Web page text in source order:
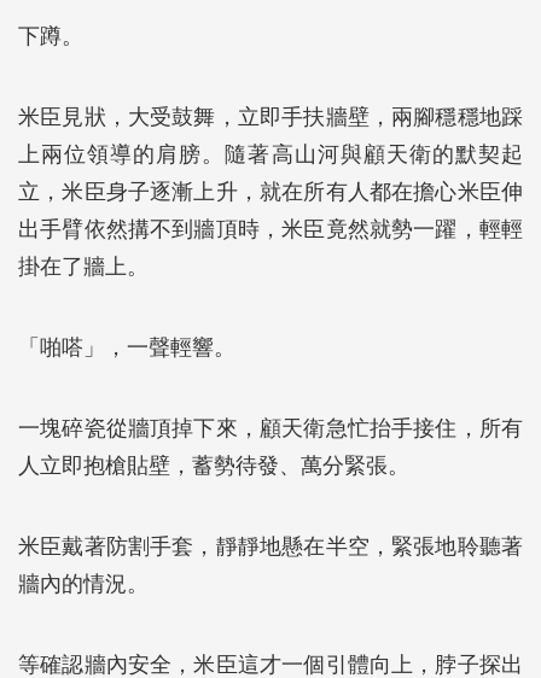
下蹲。
米臣見狀，大受鼓舞，立即手扶牆壁，兩腳穩穩地踩
上兩位領導的肩膀。隨著高山河與顧天衛的默契起
立，米臣身子逐漸上升，就在所有人都在擔心米臣伸
出手臂依然搆不到牆頂時，米臣竟然就勢一躍，輕輕
掛在了牆上。
「啪嗒」，一聲輕響。
一塊碎瓷從牆頂掉下來，顧天衛急忙抬手接住，所有
人立即抱槍貼壁，蓄勢待發、萬分緊張。
米臣戴著防割手套，靜靜地懸在半空，緊張地聆聽著
牆內的情況。
等確認牆內安全，米臣這才一個引體向上，脖子探出